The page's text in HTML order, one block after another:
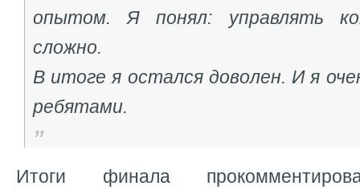
опытом. Я понял: управлять
сложно.
В итоге я остался доволен. И я
ребятами.
Итоги финала